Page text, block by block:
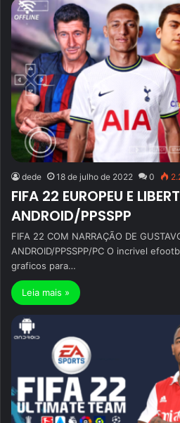
dede 18 de julho de 2022 0
FIFA 22 EUROPEU E
ANDROID/PPSSPP
FIFA 22 COM NARRAÇÃO DE
ANDROID/PPSSPP/PC O incrivel
graficos para…
Leia mais »